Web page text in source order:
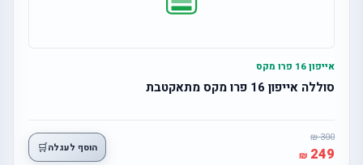
אייפון 16 פרו מקס
סוללה אייפון 16 פרו מקס מתאקטבת
300
249 הוסף לעגלה🛒